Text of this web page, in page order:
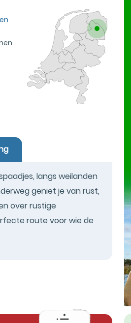
langs weilanden
geniet je van rust,
over rustige
route voor wie de